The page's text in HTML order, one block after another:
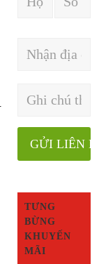
TƯNG
BỪNG
KHUYẾN
MÃI